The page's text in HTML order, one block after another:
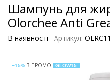
Шампунь для
Olorchee Anti
В наявності Артикул: OLRC11
−15% З ПРОМО GLOW15